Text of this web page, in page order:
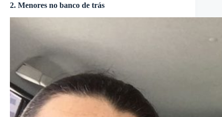
2. Menores no banco de trás